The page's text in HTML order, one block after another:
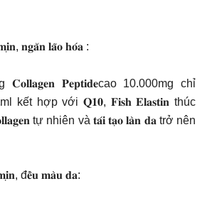
𝐧𝐠𝐚̆𝐧 𝐥𝐚̃𝐨 𝐡𝐨́𝐚 :
𝐏𝐞𝐩𝐭𝐢𝐝𝐞cao 10.000mg chỉ
kết hợp với 𝐐𝟏𝟎, 𝐅𝐢𝐬𝐡 𝐄𝐥𝐚𝐬𝐭𝐢𝐧 thúc
tự nhiên và 𝐭𝐚́𝐢 𝐭𝐚̣𝐨 𝐥𝐚̀𝐧 𝐝𝐚 trở nên
đ𝐞̂̀𝐮 𝐦𝐚̀𝐮 𝐝𝐚: